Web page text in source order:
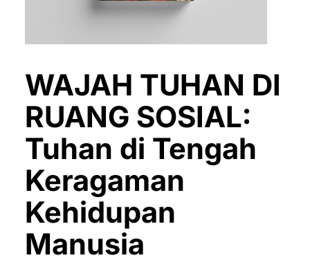
WAJAH TUHAN DI
RUANG SOSIAL:
Tuhan di Tengah
Keragaman
Kehidupan
Manusia